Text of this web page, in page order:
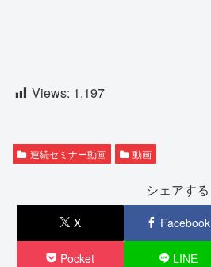
Views: 1,197
連続セミナー動画 動画
シェアする
X Facebook
Pocket LINE